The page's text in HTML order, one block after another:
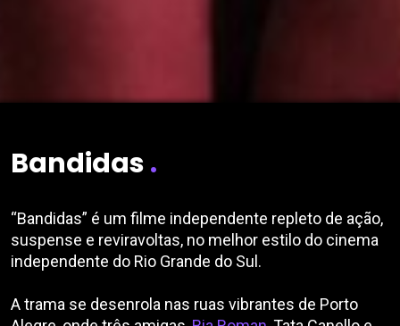
Bandidas.
“Bandidas” é um filme independente repleto de ação,
suspense e reviravoltas, no melhor estilo do cinema
independente do Rio Grande do Sul.
A trama se desenrola nas ruas vibrantes de Porto